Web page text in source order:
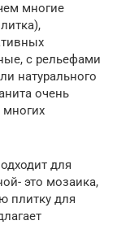
многие
с рельефами
натурального
очень
для
это мозаика,
плитку для